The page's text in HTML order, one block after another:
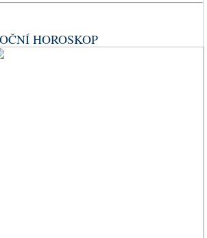
HOROSKOP